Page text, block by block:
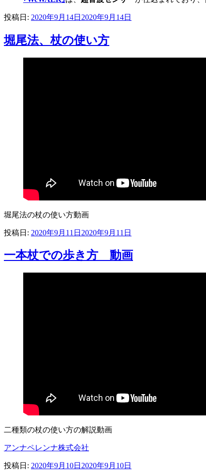
投稿日: 2020年9月14日 2020年9月14日
堀尾法、杖の使い方
堀尾法の杖の使い方動画
投稿日: 2020年9月11日 2020年9月11日
一本杖での歩き方 動画
二種類の杖の使い方の解説動画
アンナペレンナ株式会社
投稿日: 2020年9月10日 2020年9月10日